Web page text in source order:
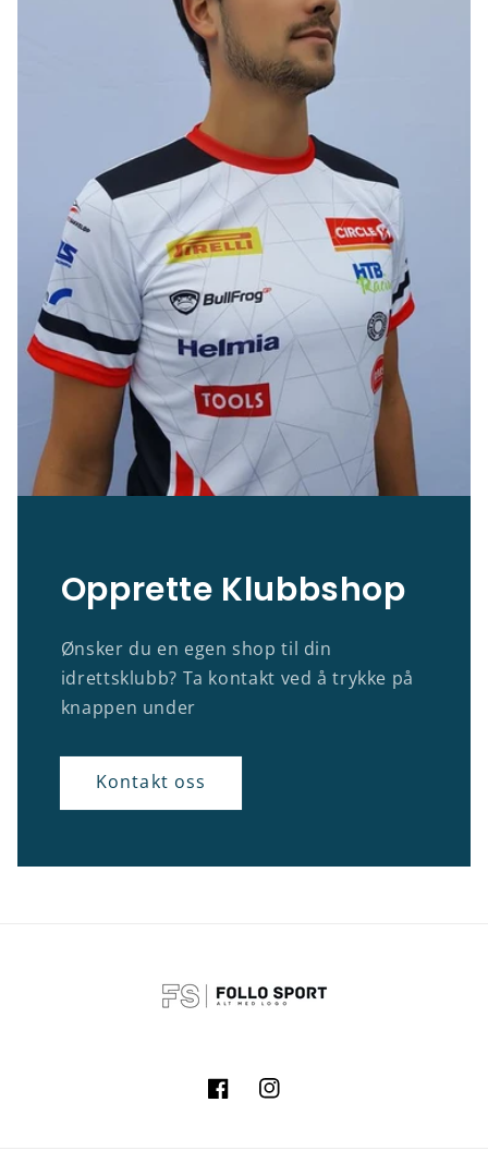
Opprette Klubbshop
Ønsker du en egen shop til din
idrettsklubb? Ta kontakt ved å trykke på
knappen under
Kontakt oss
FacebookInstagram